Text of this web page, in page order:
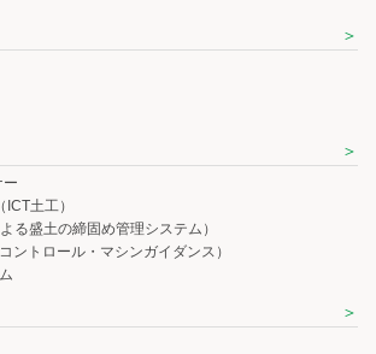
土工）
る盛土の締固め管理システム）
ントロール・マシンガイダンス）